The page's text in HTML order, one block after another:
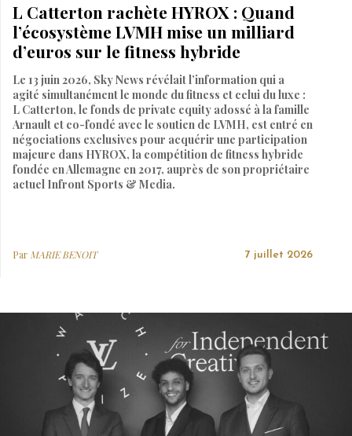
L Catterton rachète HYROX : Quand
l’écosystème LVMH mise un milliard
d’euros sur le fitness hybride
Le 13 juin 2026, Sky News révélait l’information qui a
agité simultanément le monde du fitness et celui du luxe :
L Catterton, le fonds de private equity adossé à la famille
Arnault et co-fondé avec le soutien de LVMH, est entré en
négociations exclusives pour acquérir une participation
majeure dans HYROX, la compétition de fitness hybride
fondée en Allemagne en 2017, auprès de son propriétaire
actuel Infront Sports & Media.
Par MARIE BENOIT 7 juillet 2026